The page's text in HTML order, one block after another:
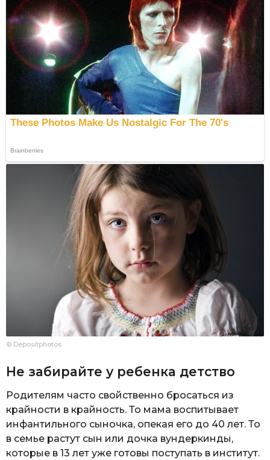
© Depositphotos
Не забирайте у ребенка детство
Родителям часто свойственно бросаться из
крайности в крайность. То мама воспитывает
инфантильного сыночка, опекая его до 40 лет. То
в семье растут сын или дочка вундеркинды,
которые в 13 лет уже готовы поступать в институт.